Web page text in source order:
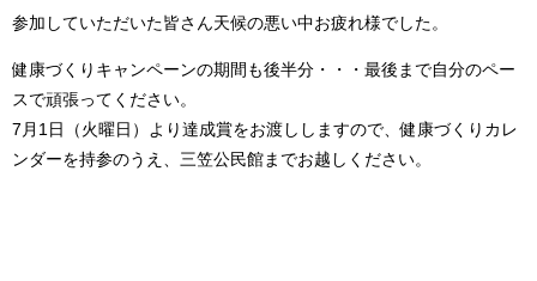
参加していただいた皆さん天候の悪い中お疲れ様でした。
健康づくりキャンペーンの期間も後半分・・・最後まで自分のペー
スで頑張ってください。
7月1日（火曜日）より達成賞をお渡ししますので、健康づくりカレ
ンダーを持参のうえ、三笠公民館までお越しください。